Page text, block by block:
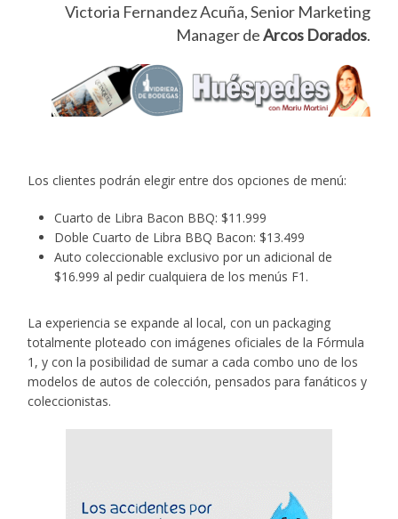
Victoria Fernandez Acuña, Senior Marketing
Manager deArcos Dorados.
Los clientes podrán elegir entre dos opciones de menú:
Cuarto de Libra Bacon BBQ: $11.999
Doble Cuarto de Libra BBQ Bacon: $13.499
Auto coleccionable exclusivo por un adicional de
$16.999 al pedir cualquiera de los menús F1.
La experiencia se expande al local, con un packaging
totalmente ploteado con imágenes oficiales de la Fórmula
1, y con la posibilidad de sumar a cada combo uno de los
modelos de autos de colección, pensados para fanáticos y
coleccionistas.